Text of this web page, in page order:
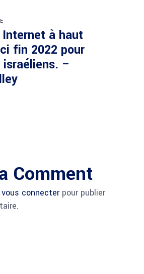
à haut
fin 2022 pour
israéliens. –
Comment
vous connecterpour publier